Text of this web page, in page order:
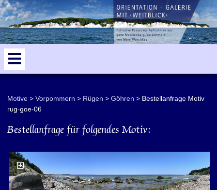
Motive Vorpommern Rügen Göhren
Bestellanfrage Motiv
rug-goe-06
Bestellanfrage für folgendes Motiv:
5
Sassnitz
Kap Arkona
Luftbilder